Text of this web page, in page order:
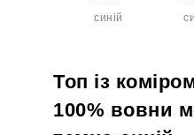
Топ із
100% вовни